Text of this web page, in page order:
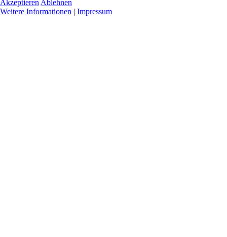
Akzeptieren Ablehnen
Weitere Informationen | Impressum